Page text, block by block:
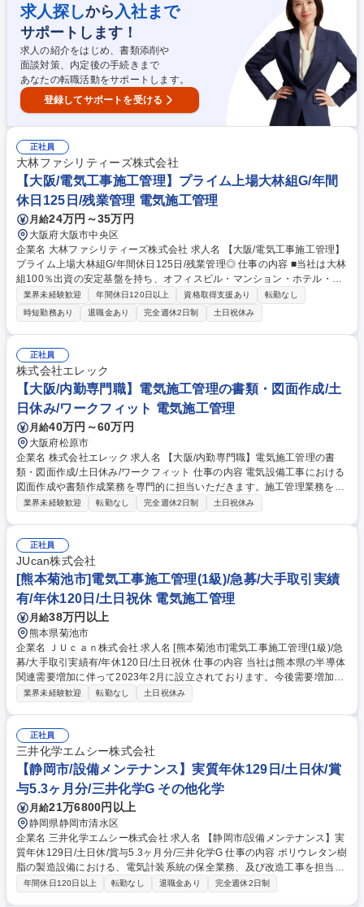
認 ・その他、上司から指示された業務 募集職種 【CHEM(化学供給設備)
監造エンジニア】台湾本社の日本法人/中国語を活かせる
求人探しから 入社まで
サポートします！
求人の紹介をはじめ、書類添削や
面談対策、内定後の手続きまで
あなたの転職活動をサポートします。
登録してサポートを受ける
正社員
大林ファシリティーズ株式会社
【大阪/電気工事施工管理】プライム上場大林組G/年間
休日125日/残業管理 電気施工管理
月給24万円～35万円
大阪府大阪市中央区
企業名 大林ファシリティーズ株式会社 求人名 【大阪/電気工事施工管理】
プライム上場大林組G/年間休日125日/残業管理◎ 仕事の内容 ■当社は大林
組100％出資の安定基盤を持ち、オフィスビル・マンション・ホテル・学
校・再開発地区等、多様な建物の電気設備工事を手掛けています。当ポジ
ションでは、電気工事の施工管理業務全般をお任せします。 【具体的な業
務内容】 ・電気設備工事における施工計画の立案 ・工程管理・品質管
理・安全管理・原価管理 ・協力会社や職人との調整・指示出し ・発注者
やオーナー様との打ち合わせ・折衝 ・完成後の検査・引き渡し対応 募集
職種 【大阪/電気工事施工管理】プライム上場大林組G/年間休日125日/残
業管理◎
業界未経験歓迎 年間休日120日以上 資格取得支援あり
転勤なし
時短勤務あり
退職金あり 完全週休2日制 土日祝休み
正社員
株式会社エレック
【大阪/内勤専門職】電気施工管理の書類・図面作成/土
日休み/ワークフィット 電気施工管理
月給40万円～60万円
大阪府松原市
企業名 株式会社エレック 求人名 【大阪/内勤専門職】電気施工管理の書
類・図面作成/土日休み/ワークフィット 仕事の内容 電気設備工事における
図面作成や書類作成業務を専門的に担当いただきます。施工管理業務をバ
ックオフィスからサポートするポジションで、現場に出ることなく、専門
ン、老人ホーム、工場、テナントビル、オフィスビル、ホテルなどの電気
設備工事に関する書類業務全般を行い、現場の施工管理担当者をサポート
する重要な役割を担います。 募集職種 【大阪/内勤専門職】電気施工管理
の書類・図面作成/土日休み/ワークフィット
業界未経験歓迎 転勤なし 完全週休2日制 土日祝休み
正社員
JUcan株式会社
[熊本菊池市]電気工事施工管理(1級)/急募/大手取引実績
有/年休120日/土日祝休 電気施工管理
月給38万円以上
熊本県菊池市
企業名 ＪＵｃａｎ株式会社 求人名 [熊本菊池市]電気工事施工管理(1級)/急
募/大手取引実績有/年休120日/土日祝休 仕事の内容 当社は熊本県の半導体
関連需要増加に伴って2023年2月に設立されております。今後需要増加の
見込まれる半導体需要に備えるため、1級電気工事施工管理技士の資格を
る見積書作成） ■設計業務(CAD操作) ■予算管理（必要経費の 計算や実費
の把握） ■工事事業者の手配（下請け業者の選定や外注手配） 募集職種
[熊本菊池市]電気工事施工管理(1級)/急募/大手取引実績有/年休120日/土日
祝休
業界未経験歓迎 転勤なし 土日祝休み
正社員
三井化学エムシー株式会社
【静岡市/設備メンテナンス】実質年休129日/土日休/賞
与5.3ヶ月分/三井化学G その他化学
月給21万6800円以上
静岡県静岡市清水区
企業名 三井化学エムシー株式会社 求人名 【静岡市/設備メンテナンス】実
質年休129日/土日休/賞与5.3ヶ月分/三井化学G 仕事の内容 ポリウレタン樹
脂の製造設備における、電気計装系統の保全業務、及び改造工事を担当し
ていただきます。当社の商材は生活必需品（食品パッケージなど）に使わ
年間休日120日以上 転勤なし 退職金あり 完全週休2日制